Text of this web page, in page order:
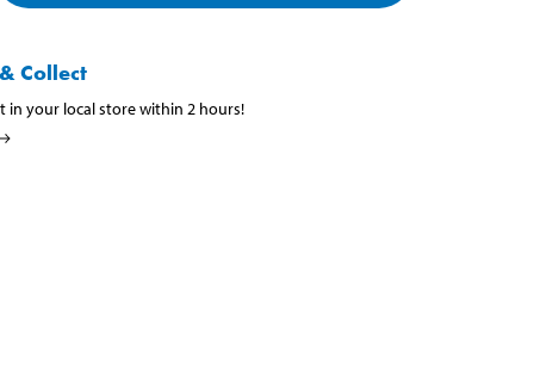
Collect
in your local store within 2 hours!